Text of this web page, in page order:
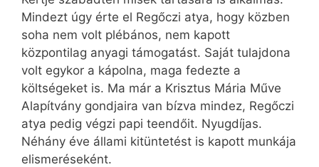
Mindezt úgy érte el Regőczi atya, hogy közben
soha nem volt plébános, nem kapott
központilag anyagi támogatást. Saját tulajdona
volt egykor a kápolna, maga fedezte a
költségeket is. Ma már a Krisztus Mária Műve
Alapítvány gondjaira van bízva mindez, Regőczi
atya pedig végzi papi teendőit. Nyugdíjas.
Néhány éve állami kitüntetést is kapott munkája
elismeréseként.